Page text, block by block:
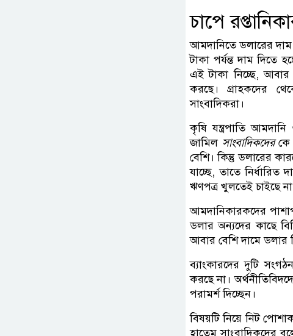
চাপে
আমদানিতে ডলারের
টাকা পর্যন্ত দাম দিতে
এই টাকা নিচ্ছে, আবার
করছে। গ্রাহকদের
সাংবাদিকরা।
কৃষি যন্ত্রপাতি আমদানি
জামিল সাংবাদিকদেরকে
বেশি। কিন্তু ডলারের
যাচ্ছে, তাতে
ঋণপত্র খুলতেই চাইছে
আমদানিকারকদের
ডলার অন্যদের কাছে
আবার বেশি দামে ডলার
ব্যাংকারদের দুটি
করছে না।
পরামর্শ দিচ্ছেন।
বিষয়টি নিয়ে নিট
হাতেম সাংবাদিকদের